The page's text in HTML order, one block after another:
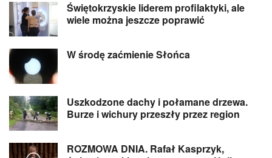
Świętokrzyskie liderem profilaktyki, ale
wiele można jeszcze poprawić
W środę zaćmienie Słońca
Uszkodzone dachy i połamane drzewa.
Burze i wichury przeszły przez region
ROZMOWA DNIA. Rafał Kasprzyk,